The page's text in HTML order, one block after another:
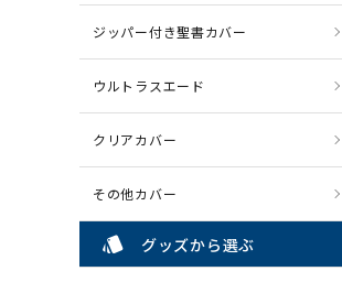
ジッパー付き聖書カバー
ウルトラスエード
クリアカバー
その他カバー
style グッズから選ぶ